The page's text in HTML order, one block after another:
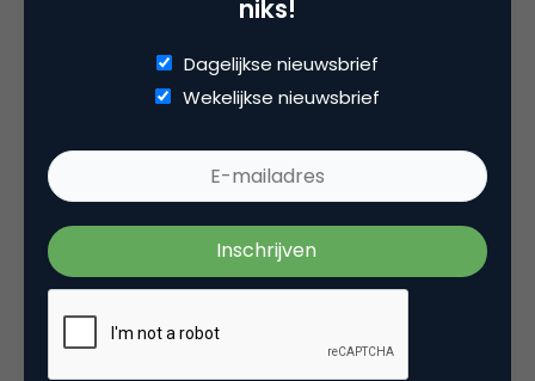
21 februari 2005 om 19:40
Roy Huiskes – chapter42
dankje voor de tip paul, ik lees wel aardig wat
graag wat meer gaan naar dit soort seminars.
Het viel me op dat uit Nederland in london in
niks!
Dagelijkse nieuwsbrief
Wekelijkse nieuwsbrief